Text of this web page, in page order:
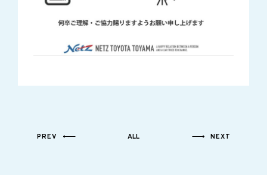
PREV ALL NEXT